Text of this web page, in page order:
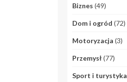
Biznes (49)
Dom i ogród (72)
Motoryzacja (3)
Przemysł(77)
Sport i turystyka